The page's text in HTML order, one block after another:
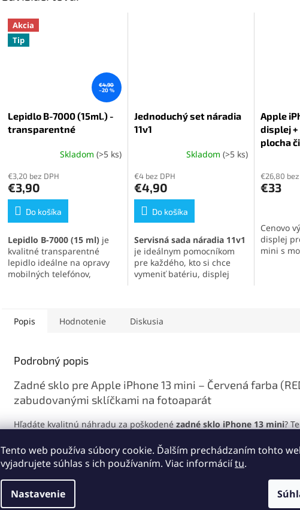
Tento web používa súbory cookie. Ďalším prechádzaním tohto
vyjadrujete súhlas s ich používaním. Viac informáciítu.
Nastavenie
Akcia
Tip
€4,90
–20 %
Lepidlo B-7000 (15ml.) -
transparentné
produktu
je
5,0
5
hviezdičiek.
Skladom (>5 ks)
€3,20 bez DPH
€3,90
Do košíka
Lepidlo B-7000 (15 ml) je
kvalitné transparentné
lepidlo ideálne na opravy
mobilných telefónov,
odoláva otrasom, vode aj
drobné súčiastky.
Jednoduchý set náradia
11v1
produktu
je
5,0
5
hviezdičiek.
Skladom (>5 ks)
€4 bez DPH
€4,90
Do košíka
Servisná sada náradia 11v1
je ideálnym pomocníkom
pre každého, kto si chce
vymeniť batériu, displej
otváracie nástroje, prísavku
Apple
displej
plocha
produktu
je
5
€26,80 bez
€33
Cenovo
displej
mini s
Popis Hodnotenie Diskusia
Podrobný popis
Zadné sklo pre Apple iPhone 13 mini – Červená farba
zabudovanými sklíčkami na fotoaparát
Hľadáte kvalitnú náhradu za poškodené zadné sklo iPhone 13 mini?
mini v červenej farbe (RED) obsahuje tiež precízne zabudované sklíčka
fotoaparát, čo zaručuje dokonalý vzhľad a funkčnost Vášho zariadenia.
Prečo si vybrať naše zadné sklo pre iPhone 13 mini?
Perfektná kompatibilita